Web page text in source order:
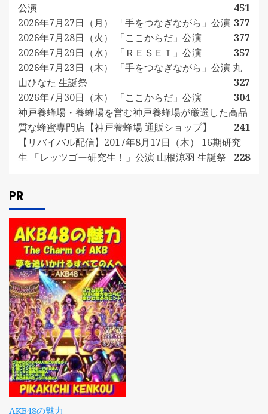
公演
451
2026年7月27日（月） 「手をつなぎながら」公演 377
2026年7月28日（火） 「ここからだ」公演
377
2026年7月29日（水） 「ＲＥＳＥＴ」公演
357
2026年7月23日（木） 「手をつなぎながら」公演 丸
山ひなた 生誕祭
327
2026年7月30日（木） 「ここからだ」公演
304
神戸養蜂場・養蜂場を営む神戸養蜂場が厳選した高品
質な蜂蜜専門店【神戸養蜂場 通販ショップ】
241
【リバイバル配信】2017年8月17日（木） 16期研究
生 「レッツゴー研究生！」公演 山根涼羽 生誕祭
228
PR
AKB48の魅力